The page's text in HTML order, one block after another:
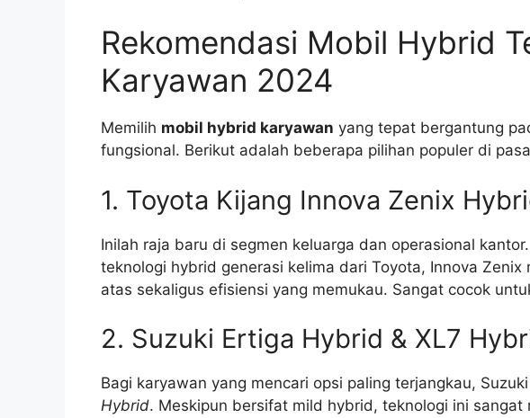
Rekomendasi Mobil Hybrid
Karyawan 2024
Memilih mobil hybrid karyawan yang tepat bergantung
fungsional. Berikut adalah beberapa pilihan populer di
1. Toyota Kijang Innova Zenix
Inilah raja baru di segmen keluarga dan operasional
teknologi hybrid generasi kelima dari Toyota, Innova Zenix
atas sekaligus efisiensi yang memukau. Sangat cocok
2. Suzuki Ertiga Hybrid & XL7
Bagi karyawan yang mencari opsi paling terjangkau,
Hybrid. Meskipun bersifat mild hybrid, teknologi ini